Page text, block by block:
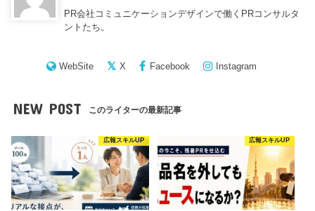
PR会社コミュニケーションデザインで働くPRコンサルタ
ントたち。
WebSite X Facebook Instagram
NEW POST このライターの最新記事
広報スキルUP 広報スキルUP